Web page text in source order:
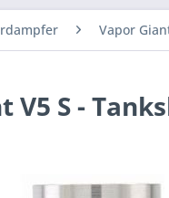
Vapor
V5 S -